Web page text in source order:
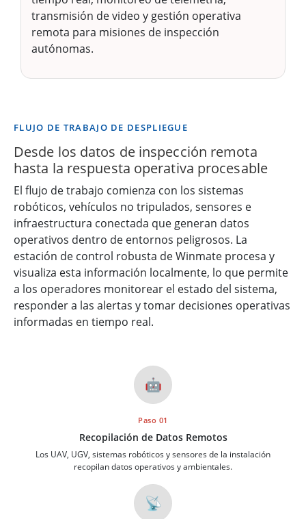
transmisión de video y gestión operativa
remota para misiones de inspección
autónomas.
FLUJO DE TRABAJO DE DESPLIEGUE
Desde los datos de inspección remota
hasta la respuesta operativa procesable
El flujo de trabajo comienza con los sistemas
robóticos, vehículos no tripulados, sensores e
infraestructura conectada que generan datos
operativos dentro de entornos peligrosos. La
estación de control robusta de Winmate procesa y
visualiza esta información localmente, lo que permite
a los operadores monitorear el estado del sistema,
responder a las alertas y tomar decisiones operativas
informadas en tiempo real.
🤖
Paso 01
Recopilación de Datos Remotos
Los UAV, UGV, sistemas robóticos y sensores de la instalación
recopilan datos operativos y ambientales.
📡